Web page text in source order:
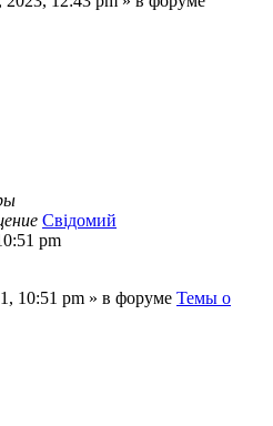
Свідомий
pm
10:51 pm » в форуме Темы о